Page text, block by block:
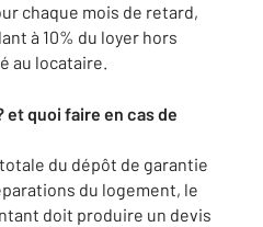
chaque mois de retard,
à 10% du loyer hors
au locataire.
et quoi faire en cas de
du dépôt de garantie
du logement, le
doit produire un devis